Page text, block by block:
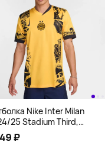
Nike Inter Milan
25 Stadium Third,
₽